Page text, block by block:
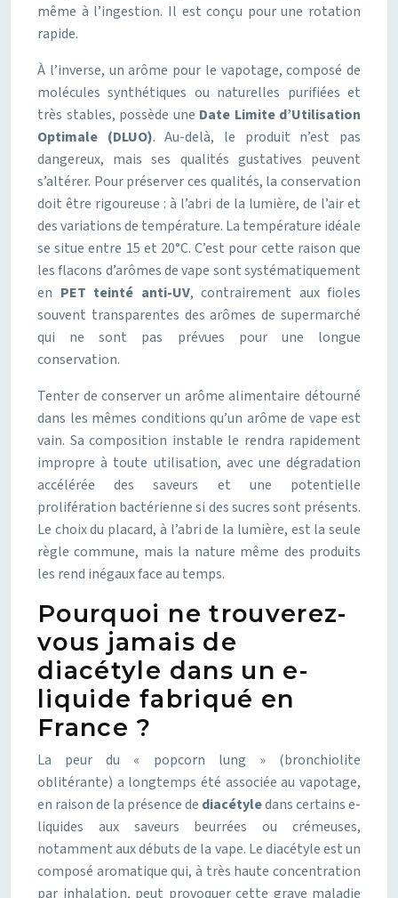
même à l’ingestion. Il est conçu pour une rotation
rapide.
À l’inverse, un arôme pour le vapotage, composé de
molécules synthétiques ou naturelles purifiées et
très stables, possède une Date Limite d’Utilisation
Optimale (DLUO). Au-delà, le produit n’est pas
dangereux, mais ses qualités gustatives peuvent
s’altérer. Pour préserver ces qualités, la conservation
doit être rigoureuse : à l’abri de la lumière, de l’air et
des variations de température. La température idéale
se situe entre 15 et 20°C. C’est pour cette raison que
les flacons d’arômes de vape sont systématiquement
en PET teinté anti-UV, contrairement aux fioles
souvent transparentes des arômes de supermarché
qui ne sont pas prévues pour une longue
conservation.
Tenter de conserver un arôme alimentaire détourné
dans les mêmes conditions qu’un arôme de vape est
vain. Sa composition instable le rendra rapidement
impropre à toute utilisation, avec une dégradation
accélérée des saveurs et une potentielle
prolifération bactérienne si des sucres sont présents.
Le choix du placard, à l’abri de la lumière, est la seule
règle commune, mais la nature même des produits
les rend inégaux face au temps.
Pourquoi ne trouverez-
vous jamais de
diacétyle dans un e-
liquide fabriqué en
France ?
La peur du « popcorn lung » (bronchiolite
oblitérante) a longtemps été associée au vapotage,
en raison de la présence de diacétyledans certains e-
liquides aux saveurs beurrées ou crémeuses,
notamment aux débuts de la vape. Le diacétyle est un
composé aromatique qui, à très haute concentration
par inhalation, peut provoquer cette grave maladie